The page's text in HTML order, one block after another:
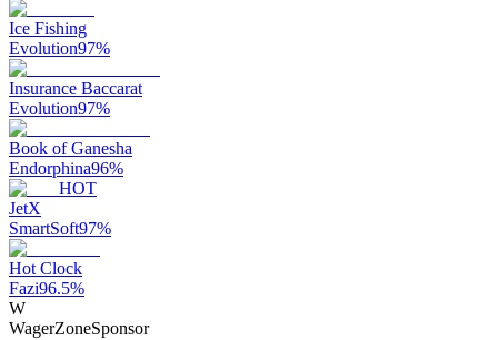
Ice Fishing
Evolution97%
Insurance Baccarat
Evolution97%
Book of Ganesha
Endorphina96%
HOT
JetX
SmartSoft97%
Hot Clock
Fazi96.5%
W
WagerZoneSponsor